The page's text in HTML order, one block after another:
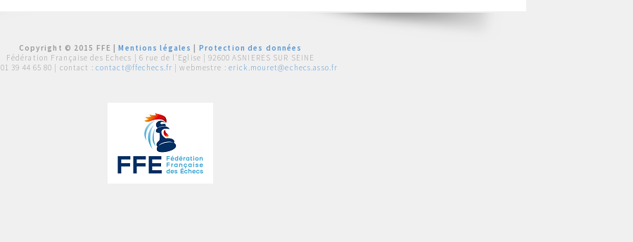
Copyright © 2015 FFE |Mentions légales
Protection des données
Fédération Française des Echecs | 6 rue de l'Eglise | 92600 ASNIERES SUR SEINE
01 39 44 65 80 | contact : contact@ffechecs.fr | webmestre : erick.mouret@echecs.asso.fr